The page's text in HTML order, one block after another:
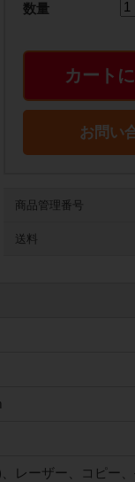
数量
カート
お問い
商品管理番号
送料
レーザー、コピー、